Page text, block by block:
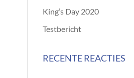
King’s Day 2020
Testbericht
RECENTE REACTIES